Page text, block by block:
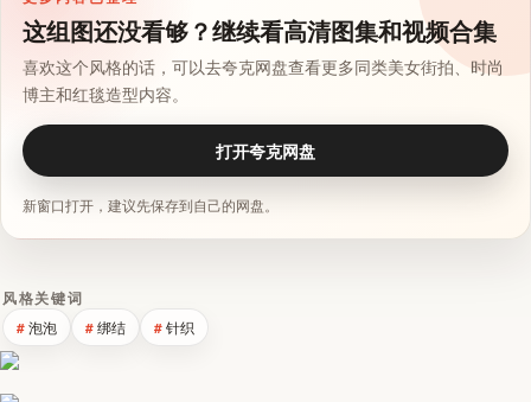
这组图还没看够？继续看高清图集和视频合集
喜欢这个风格的话，可以去夸克网盘查看更多同类美女街拍、时尚
博主和红毯造型内容。
打开夸克网盘
新窗口打开，建议先保存到自己的网盘。
风格关键词
泡泡 绑结 针织